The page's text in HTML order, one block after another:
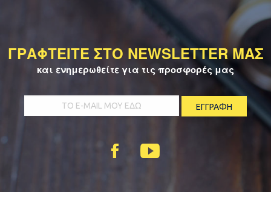
ΓΡΑΦΤΕΙΤΕ ΣΤΟ NEWSLETTER ΜΑΣ
και ενημερωθείτε για τις προσφορές μας